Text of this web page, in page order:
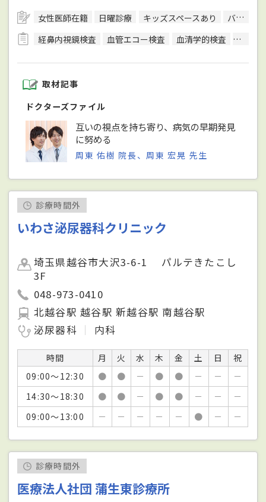
女性医師在籍 日曜診療 キッズスペースあり
バリアフリー対応
経鼻内視鏡検査
血管エコー検査 血清学的検査 呼吸機
取材記事
ドクターズファイル
互いの視点を持ち寄り、病気の早期発見
に努める
周東 佑樹 院長、周東 宏晃 先生
診療時間外
いわさ泌尿器科クリニック
埼玉県越谷市大沢3-6-1 パルテきたこし
3F
048-973-0410
北越谷駅 越谷駅 新越谷駅 南越谷駅
泌尿器科
内科
時間 月 火 水 木 金 土 日
祝
09:00～12:30
● ● － ● ● － －
－
14:30～18:30
● ● － ● ● － －
－
09:00～13:00
－ － － － － ● － －
診療時間外
医療法人社団 蒲生東診療所